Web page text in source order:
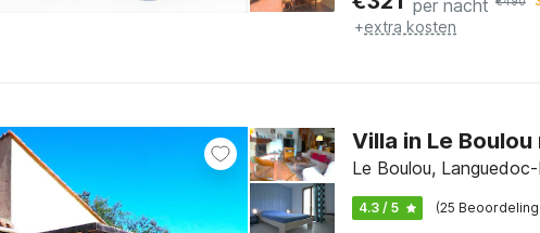
per nacht
+extra kosten
Villa in Le
Le Boulou,
4.3 / 5 (25